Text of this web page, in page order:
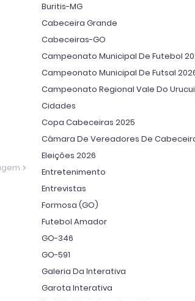
Buritis-MG
Cabeceira Grande
Cabeceiras-GO
Campeonato Municipal De Futebol
Campeonato Municipal De Futsal
Campeonato Regional Vale Do
Cidades
Copa Cabeceiras 2025
Câmara De Vereadores De
Eleições 2026
Entretenimento
Entrevistas
Formosa (GO)
Futebol Amador
GO-346
GO-591
Galeria Da Interativa
Garota Interativa